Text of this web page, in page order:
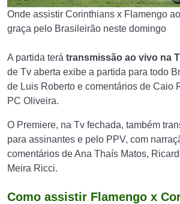
Onde assistir Corinthians x Flamengo
graça pelo Brasileirão neste domingo
A partida terá transmissão ao vivo na
de Tv aberta exibe a partida para todo
de Luis Roberto e comentários de Caio
PC Oliveira.
O Premiere, na Tv fechada, também
para assinantes e pelo PPV, com
comentários de Ana Thaís Matos,
Meira Ricci.
Como assistir Flamengo x